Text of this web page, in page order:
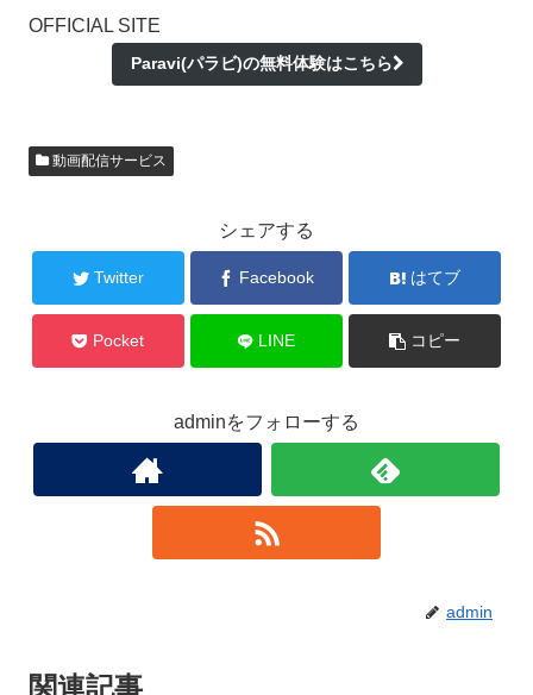
OFFICIAL SITE
Paravi(パラビ)の無料体験はこちら
動画配信サービス
シェアする
Twitter Facebook はてブ
Pocket LINE コピー
adminをフォローする
admin
関連記事